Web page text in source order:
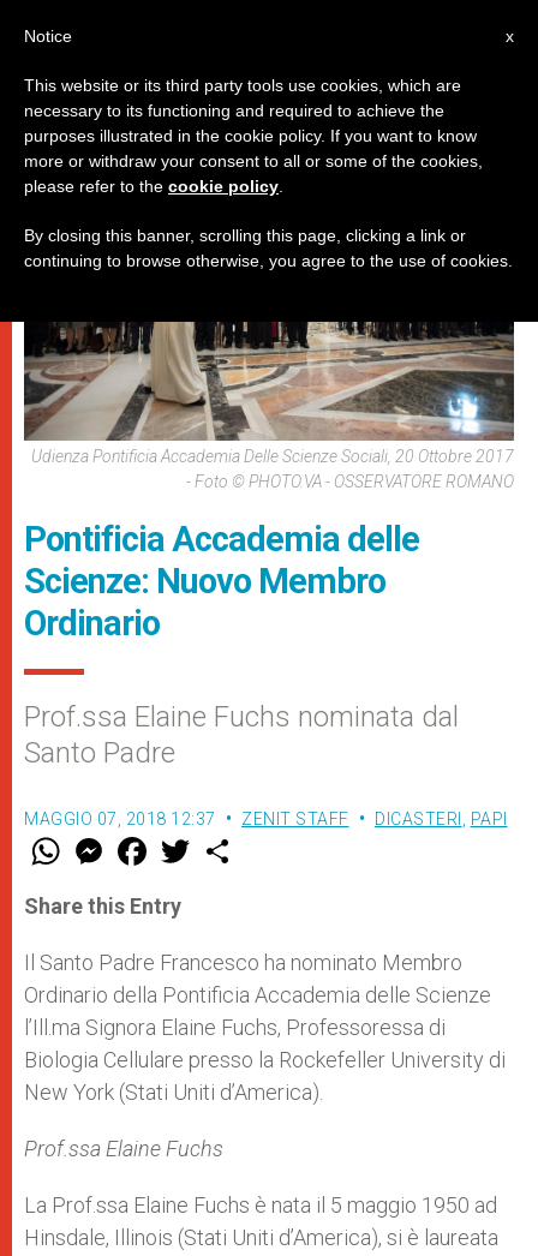
DICASTERI,PAPI
Udienza Pontificia Accademia Delle Scienze Sociali, 20 Ottobre 2017
- Foto © PHOTO.VA - OSSERVATORE ROMANO
Pontificia Accademia delle
Scienze: Nuovo Membro
Ordinario
Prof.ssa Elaine Fuchs nominata dal
Santo Padre
MAGGIO 07, 2018 12:37 ZENIT STAFF DICASTERI PAPI
W
t
s
p
p
M
e
s
e
g
e
r
F
a
e
b
o
k
w
r
Share this Entry
Il Santo Padre Francesco ha nominato Membro
Ordinario della Pontificia Accademia delle Scienze
l’Ill.ma Signora Elaine Fuchs, Professoressa di
Biologia Cellulare presso la Rockefeller University di
New York (Stati Uniti d’America).
Prof.ssa Elaine Fuchs
La Prof.ssa Elaine Fuchs è nata il 5 maggio 1950 ad
Hinsdale, Illinois (Stati Uniti d’America), si è laureata
x
Notice
This website or its third party tools use cookies, which are
necessary to its functioning and required to achieve the
purposes illustrated in the cookie policy. If you want to know
more or withdraw your consent to all or some of the cookies,
please refer to the cookie policy
By closing this banner, scrolling this page, clicking a link or
continuing to browse otherwise, you agree to the use of cookies.